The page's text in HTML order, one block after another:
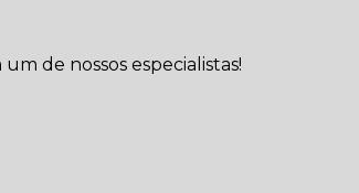
de nossos especialistas!